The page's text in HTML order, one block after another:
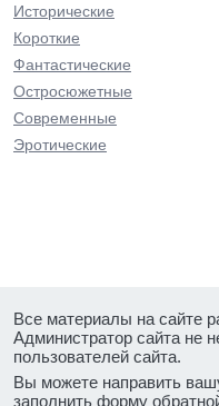
Исторические
Короткие
Фантастические
Остросюжетные
Современные
Эротические
Все материалы на сайте
Администратор сайта не
пользователей сайта.
Вы можете направить
заполнить форму